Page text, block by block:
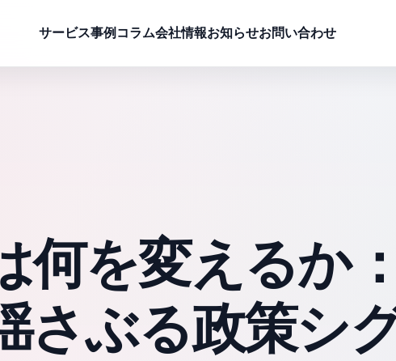
サービス事例 コラム会社情報お知らせお問い合わせ
何を変えるか
さぶる政策シ